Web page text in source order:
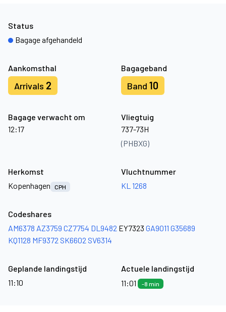
Aankomsthal
Arrivals 2
Bagageband
Band 10
Bagage verwacht om
12:17
Vliegtuig
737-73H
(PHBXG)
Status
Bagage afgehandeld
Herkomst
Kopenhagen
CPH
Vluchtnummer
KL 1268
Codeshares
AM6378 AZ3759 CZ7754 DL9482 EY7323 GA9011 G35689
KQ1128 MF9372 SK6602 SV6314
Geplande landingstijd
11:10
Actuele landingstijd
11:01
-8 min